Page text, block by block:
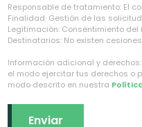
Responsable de tratamiento: El
Finalidad: Gestión de las
Legitimación: Consentimiento del
Destinatarios: No existen
Información adicional y
el modo ejercitar tus derechos o
modo descrito en nuestra